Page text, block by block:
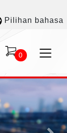
Pilihan bahasa
0